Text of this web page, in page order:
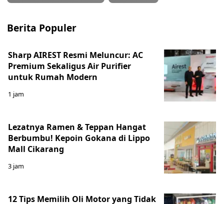
Berita Populer
Sharp AIREST Resmi Meluncur: AC
Premium Sekaligus Air Purifier
untuk Rumah Modern
1 jam
Lezatnya Ramen & Teppan Hangat
Berbumbu! Kepoin Gokana di Lippo
Mall Cikarang
3 jam
12 Tips Memilih Oli Motor yang Tidak